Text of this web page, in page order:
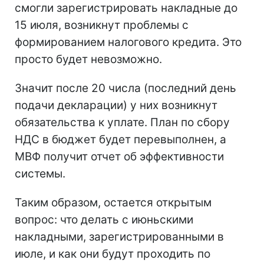
смогли зарегистрировать накладные до
15 июля, возникнут проблемы с
формированием налогового кредита. Это
просто будет невозможно.
Значит после 20 числа (последний день
подачи декларации) у них возникнут
обязательства к уплате. План по сбору
НДС в бюджет будет перевыполнен, а
МВФ получит отчет об эффективности
системы.
Таким образом, остается открытым
вопрос: что делать с июньскими
накладными, зарегистрированными в
июле, и как они будут проходить по